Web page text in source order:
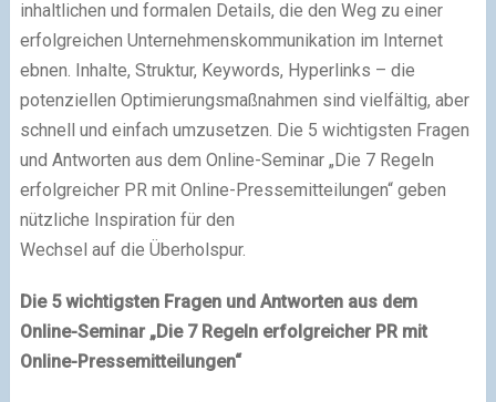
inhaltlichen und formalen Details, die den Weg zu einer
erfolgreichen Unternehmenskommunikation im Internet
ebnen. Inhalte, Struktur, Keywords, Hyperlinks – die
potenziellen Optimierungsmaßnahmen sind vielfältig, aber
schnell und einfach umzusetzen. Die 5 wichtigsten Fragen
und Antworten aus dem Online-Seminar „Die 7 Regeln
erfolgreicher PR mit Online-Pressemitteilungen“ geben
nützliche Inspiration für den
Wechsel auf die Überholspur.
Die 5 wichtigsten Fragen und Antworten aus dem
Online-Seminar „Die 7 Regeln erfolgreicher PR mit
Online-Pressemitteilungen“